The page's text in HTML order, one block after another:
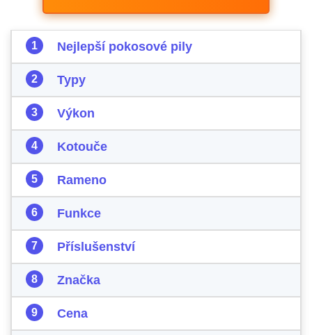
Nejlepší pokosové pily
Typy
Výkon
Kotouče
Rameno
Funkce
Příslušenství
Značka
Cena